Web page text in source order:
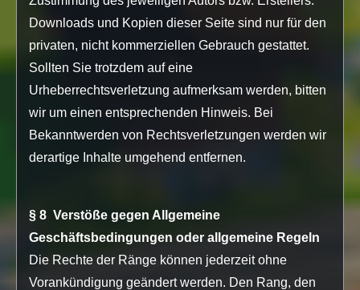
Downloads und Kopien dieser Seite sind nur für den
privaten, nicht kommerziellen Gebrauch gestattet.
Sollten Sie trotzdem auf eine
Urheberrechtsverletzung aufmerksam werden, bitten
wir um einen entsprechenden Hinweis. Bei
Bekanntwerden von Rechtsverletzungen werden wir
derartige Inhalte umgehend entfernen.
§ 8 Verstöße gegen Allgemeine
Geschäftsbedingungen oder allgemeine Regeln
Die Rechte der Ränge können jederzeit ohne
Vorankündigung geändert werden. Den Rang, den